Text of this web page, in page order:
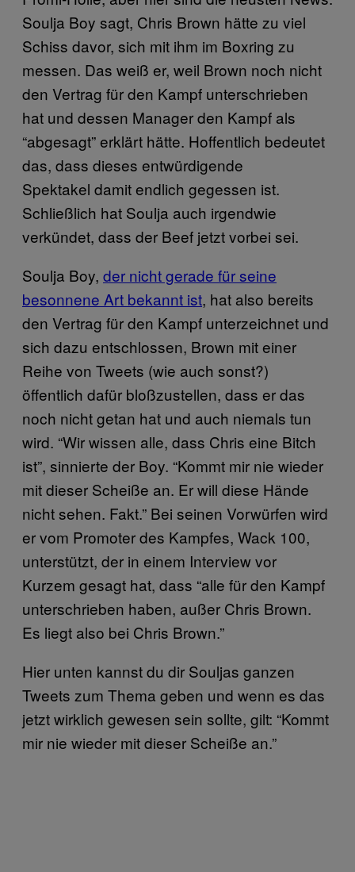
Soulja Boy sagt, Chris Brown hätte zu viel
Schiss davor, sich mit ihm im Boxring zu
messen. Das weiß er, weil Brown noch nicht
den Vertrag für den Kampf unterschrieben
hat und dessen Manager den Kampf als
“abgesagt” erklärt hätte. Hoffentlich bedeutet
das, dass dieses entwürdigende
Spektakel damit endlich gegessen ist.
Schließlich hat Soulja auch irgendwie
verkündet, dass der Beef jetzt vorbei sei.
Soulja Boy, der nicht gerade für seine
besonnene Art bekannt ist, hat also bereits
den Vertrag für den Kampf unterzeichnet und
sich dazu entschlossen, Brown mit einer
Reihe von Tweets (wie auch sonst?)
öffentlich dafür bloßzustellen, dass er das
noch nicht getan hat und auch niemals tun
wird. “Wir wissen alle, dass Chris eine Bitch
ist”, sinnierte der Boy. “Kommt mir nie wieder
mit dieser Scheiße an. Er will diese Hände
nicht sehen. Fakt.” Bei seinen Vorwürfen wird
er vom Promoter des Kampfes, Wack 100,
unterstützt, der in einem Interview vor
Kurzem gesagt hat, dass “alle für den Kampf
unterschrieben haben, außer Chris Brown.
Es liegt also bei Chris Brown.”
Hier unten kannst du dir Souljas ganzen
Tweets zum Thema geben und wenn es das
jetzt wirklich gewesen sein sollte, gilt: “Kommt
mir nie wieder mit dieser Scheiße an.”